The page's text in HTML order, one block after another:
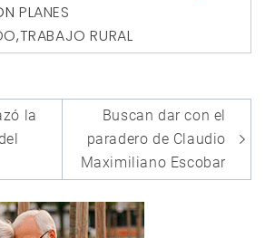
PLANES
,TRABAJO RURAL
la
Buscan dar con el
paradero de Claudio
Maximiliano Escobar